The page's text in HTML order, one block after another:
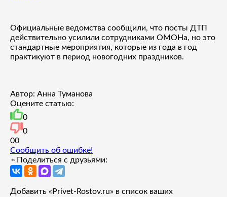
Официальные ведомства сообщили, что посты ДТП
действительно усилили сотрудниками ОМОНа, но это
стандартные мероприятия, которые из года в год
практикуют в период новогодних праздников.
Автор: Анна Туманова
Оцените статью:
0
0
00
Сообщить об ошибке!
Поделиться с друзьями:
Добавить «Privet-Rostov.ru» в список ваших